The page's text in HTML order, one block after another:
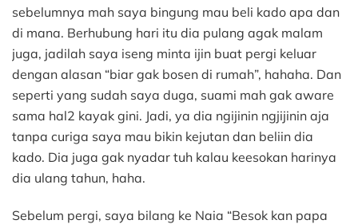
sebelumnya mah saya bingung mau beli kado apa dan
di mana. Berhubung hari itu dia pulang agak malam
juga, jadilah saya iseng minta ijin buat pergi keluar
dengan alasan “biar gak bosen di rumah”, hahaha. Dan
seperti yang sudah saya duga, suami mah gak aware
sama hal2 kayak gini. Jadi, ya dia ngijinin ngjijinin aja
tanpa curiga saya mau bikin kejutan dan beliin dia
kado. Dia juga gak nyadar tuh kalau keesokan harinya
dia ulang tahun, haha.
Sebelum pergi, saya bilang ke Naia “Besok kan papa